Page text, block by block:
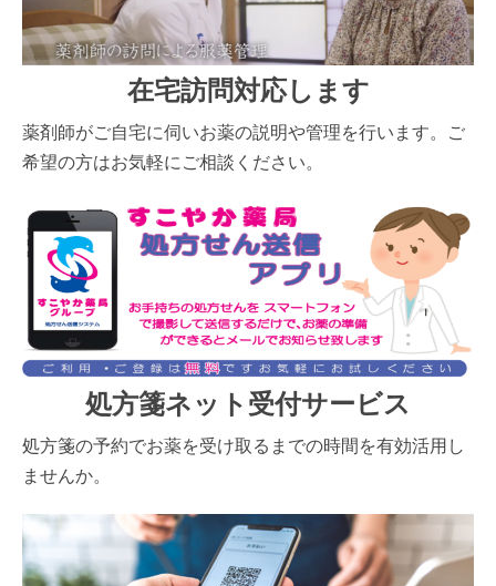
在宅訪問対応します
薬剤師がご自宅に伺いお薬の説明や管理を行います。ご
希望の方はお気軽にご相談ください。
処方箋ネット受付サービス
処方箋の予約でお薬を受け取るまでの時間を有効活用し
ませんか。